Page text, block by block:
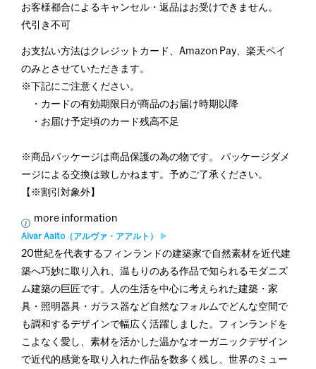
お客様都合によるキャンセル・返品はお受けできません。
代引き不可
お支払い方法はクレジットカード、Amazon Pay、楽天ペイ
のみとさせていただきます。
※下記にご注意ください。
・カードの有効期限日が商品のお届け時期以降
・お届け予定頃のカード残高不足
※商品パッケージは商品保護の為の物です。 パッケージダメ
ージによる交換は致しかねます。予めご了承ください。
【※割引対象外】
more information
Alvar Aalto（アルヴァ・アアルト）
20世紀を代表するフィンランドの建築家で自然素材を近代建
築へ巧妙に取り入れ、温もりのある作品で知られるモダニズ
ム建築の巨匠です。人の生活を中心に考えられた建築・家
具・照明器具・ガラス器など自然なフォルムでどんな空間で
も調和するデザインで幅広く活躍しました。フィンランドを
こよなく愛し、素材を活かした温かなオーガニックデザイン
で近代的感覚を取り入れた作品を数多く残し、世界のミュー